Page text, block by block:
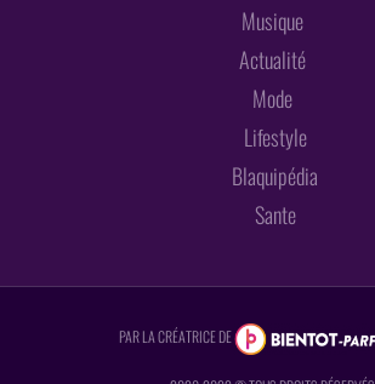
Musique
Actualité
Mode
Lifestyle
Blaquipédia
Sante
PAR LA CRÉATRICE DE